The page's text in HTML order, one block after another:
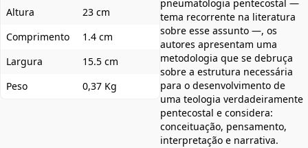
Altura
23 cm
Comprimento
1.4 cm
Largura
15.5 cm
Peso
0,37 Kg
pneumatologia pentecostal —
tema recorrente na literatura
sobre esse assunto —, os
autores apresentam uma
metodologia que se debruça
sobre a estrutura necessária
para o desenvolvimento de
uma teologia verdadeiramente
pentecostal e considera:
conceituação, pensamento,
interpretação e narrativa.